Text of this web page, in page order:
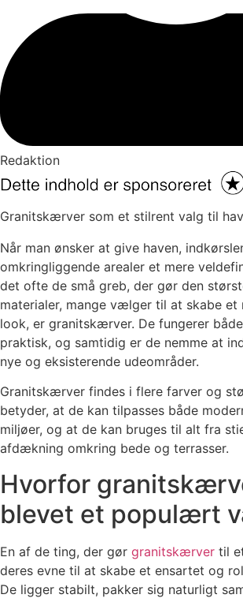
Redaktion
Granitskærver som et stilrent valg til
Når man ønsker at give haven,
omkringliggende arealer et mere
det ofte de små greb, der gør den
materialer, mange vælger til at skabe
look, er granitskærver. De fungerer
praktisk, og samtidig er de nemme at
nye og eksisterende udeområder.
Granitskærver findes i flere farver og
betyder, at de kan tilpasses både
miljøer, og at de kan bruges til alt fra
afdækning omkring bede og terrasser.
Hvorfor
blevet et populært
En af de ting, der gør granitskærver til
deres evne til at skabe et ensartet og
De ligger stabilt, pakker sig naturligt